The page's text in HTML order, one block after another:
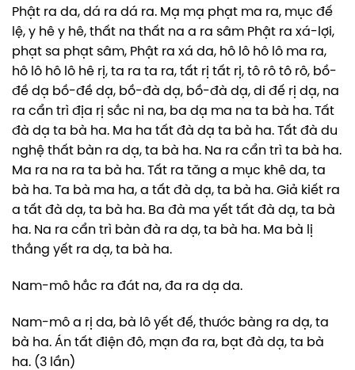
Phật ra da, dá ra dá ra. Mạ mạ phạt ma ra, mục đế
lệ, y hê y hê, thất na thất na a ra sâm Phật ra xá-lợi,
phạt sa phạt sâm, Phật ra xá da, hô lô hô lô ma ra,
hô lô hô lô hê rị, ta ra ta ra, tất rị tất rị, tô rô tô rô, bồ-
đề dạ bồ-đề dạ, bồ-đà dạ, bồ-đà dạ, di đế rị dạ, na
ra cẩn trì địa rị sắc ni na, ba dạ ma na ta bà ha. Tất
đà dạ ta bà ha. Ma ha tất đà dạ ta bà ha. Tất đà du
nghệ thất bàn ra dạ, ta bà ha. Na ra cẩn trì ta bà ha.
Ma ra na ra ta bà ha. Tất ra tăng a mục khê da, ta
bà ha. Ta bà ma ha, a tất đà dạ, ta bà ha. Giả kiết ra
a tất đà dạ, ta bà ha. Ba đà ma yết tất đà dạ, ta bà
ha. Na ra cẩn trì bàn đà ra dạ, ta bà ha. Ma bà lị
thắng yết ra dạ, ta bà ha.
Nam-mô hắc ra đát na, đa ra dạ da.
Nam-mô a rị da, bà lô yết đế, thước bàng ra dạ, ta
bà ha. Án tất điện đô, mạn đa ra, bạt đà dạ, ta bà
ha. (3 lần)